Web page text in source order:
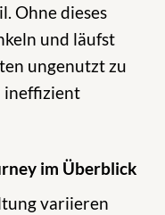
Ohne dieses
und läufst
ungenutzt zu
ineffizient
im Überblick
variieren